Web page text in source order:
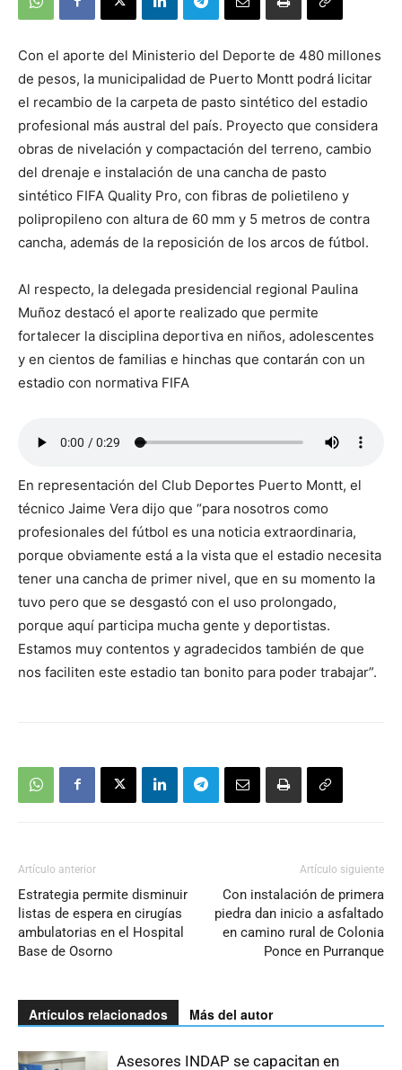
Con el aporte del Ministerio del Deporte de 480 millones
de pesos, la municipalidad de Puerto Montt podrá licitar
el recambio de la carpeta de pasto sintético del estadio
profesional más austral del país. Proyecto que considera
obras de nivelación y compactación del terreno, cambio
del drenaje e instalación de una cancha de pasto
sintético FIFA Quality Pro, con fibras de polietileno y
polipropileno con altura de 60 mm y 5 metros de contra
cancha, además de la reposición de los arcos de fútbol.
Al respecto, la delegada presidencial regional Paulina
Muñoz destacó el aporte realizado que permite
fortalecer la disciplina deportiva en niños, adolescentes
y en cientos de familias e hinchas que contarán con un
estadio con normativa FIFA
En representación del Club Deportes Puerto Montt, el
técnico Jaime Vera dijo que “para nosotros como
profesionales del fútbol es una noticia extraordinaria,
porque obviamente está a la vista que el estadio necesita
tener una cancha de primer nivel, que en su momento la
tuvo pero que se desgastó con el uso prolongado,
porque aquí participa mucha gente y deportistas.
Estamos muy contentos y agradecidos también de que
nos faciliten este estadio tan bonito para poder trabajar”.
Artículo anterior
Estrategia permite disminuir
listas de espera en cirugías
ambulatorias en el Hospital
Base de Osorno
Artículo siguiente
Con instalación de primera
piedra dan inicio a asfaltado
en camino rural de Colonia
Ponce en Purranque
Artículos relacionados Más del autor
Asesores INDAP se capacitan en